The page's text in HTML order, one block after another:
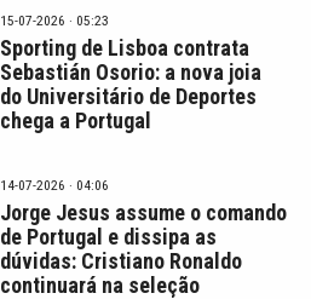
15-07-2026 · 05:23
Sporting de Lisboa contrata
Sebastián Osorio: a nova joia
do Universitário de Deportes
chega a Portugal
14-07-2026 · 04:06
Jorge Jesus assume o comando
de Portugal e dissipa as
dúvidas: Cristiano Ronaldo
continuará na seleção